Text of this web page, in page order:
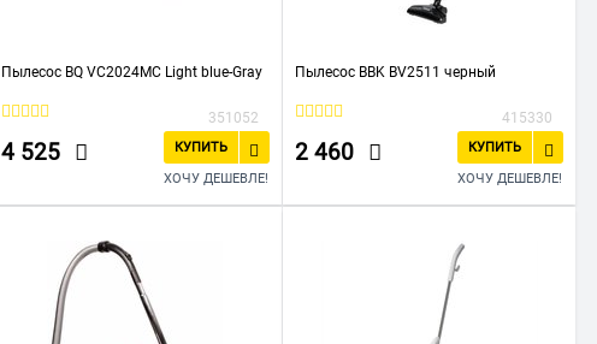
Пылесос BQ VC2024MC Light blue-Gray
351052
4 525
КУПИТЬ
ХОЧУ ДЕШЕВЛЕ!
Пылесос BBK BV2511 черный
415330
2 460
КУПИТЬ
ХОЧУ ДЕШЕВЛЕ!